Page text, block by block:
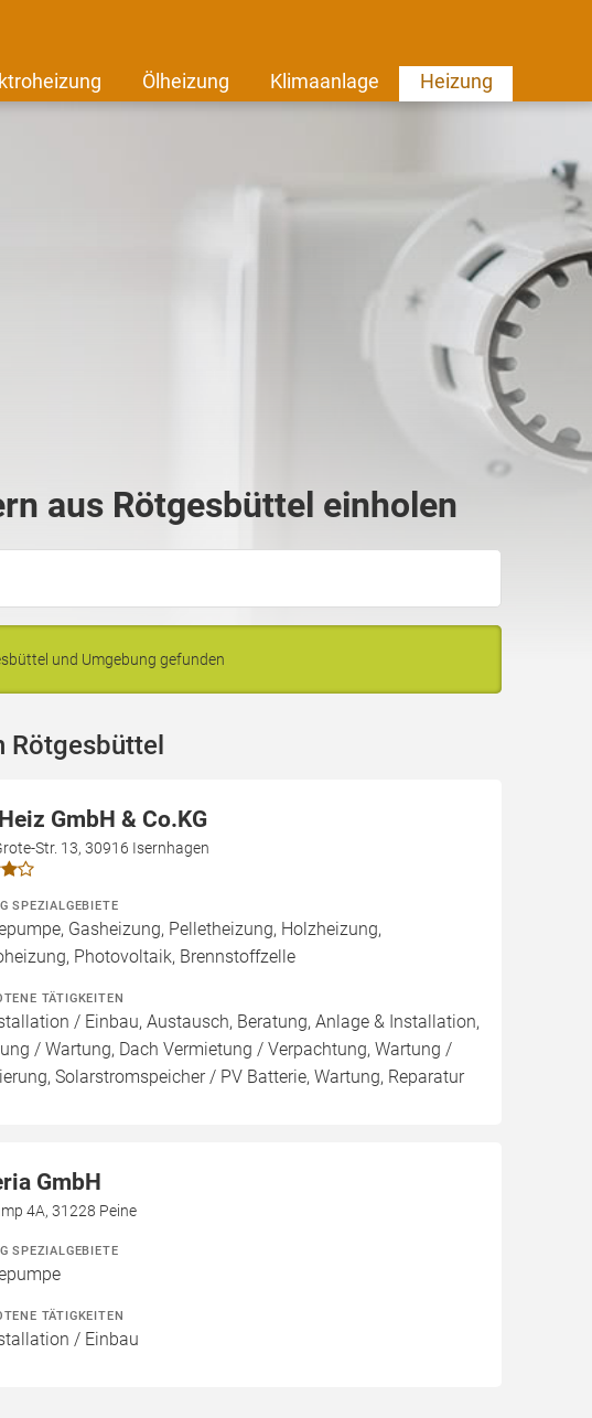
Ölheizung Klimaanlage Heizung
aus Rötgesbüttel einholen
und Umgebung gefunden
Rötgesbüttel
GmbH & Co.KG
Str. 13, 30916 Isernhagen
SPEZIALGEBIETE
Gasheizung, Pelletheizung, Holzheizung,
Photovoltaik, Brennstoffzelle
TÄTIGKEITEN
/ Einbau, Austausch, Beratung, Anlage & Installation,
/ Wartung, Dach Vermietung / Verpachtung, Wartung /
Solarstromspeicher / PV Batterie, Wartung, Reparatur
GmbH
4A, 31228 Peine
SPEZIALGEBIETE
TÄTIGKEITEN
/ Einbau